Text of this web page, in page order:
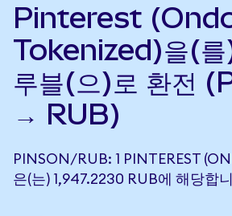
Pinterest
Tokenized)을(를
루블(으)로 환전
→ RUB)
PINSON/RUB: 1 PINTEREST
은(는) 1,947.2230 RUB에 해당합